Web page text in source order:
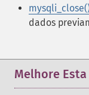
dados
Melhore Esta